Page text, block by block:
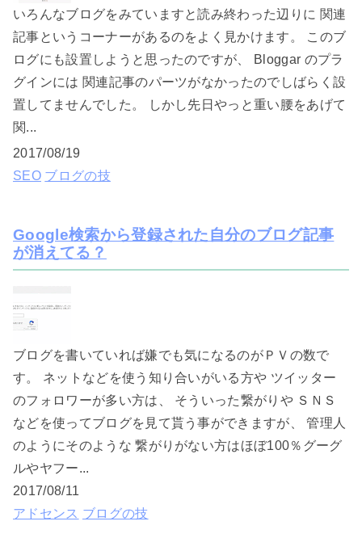
いろんなブログをみていますと読み終わった辺りに 関連
記事というコーナーがあるのをよく見かけます。 このブ
ログにも設置しようと思ったのですが、 Bloggar のプラ
グインには 関連記事のパーツがなかったのでしばらく設
置してませんでした。 しかし先日やっと重い腰をあげて
関...
2017/08/19
SEO ブログの技
Google検索から登録された自分のブログ記事
が消えてる？
ブログを書いていれば嫌でも気になるのがＰＶの数で
す。 ネットなどを使う知り合いがいる方や ツイッター
のフォロワーが多い方は、 そういった繋がりや ＳＮＳ
などを使ってブログを見て貰う事ができますが、 管理人
のようにそのような 繋がりがない方はほぼ100％グーグ
ルやヤフー...
2017/08/11
アドセンス ブログの技